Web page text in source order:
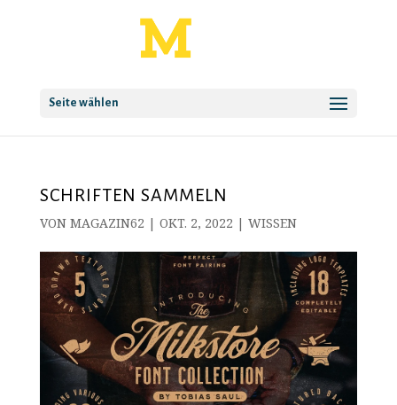
Seite wählen
SCHRIFTEN SAMMELN
VON MAGAZIN62 | OKT. 2, 2022 | WISSEN